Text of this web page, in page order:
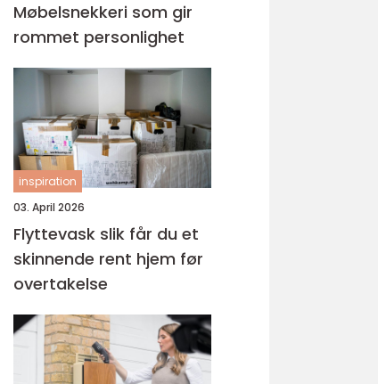
Møbelsnekkeri som gir
rommet personlighet
inspiration
03. April 2026
Flyttevask slik får du et
skinnende rent hjem før
overtakelse